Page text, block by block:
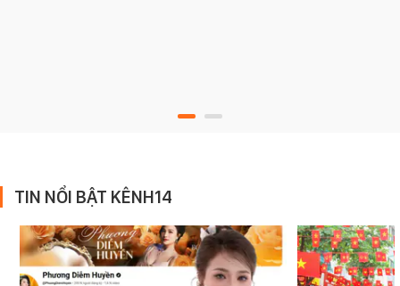
TIN NỔI BẬT KÊNH14